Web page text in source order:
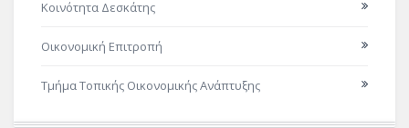
Κοινότητα Δεσκάτης
Οικονομική Επιτροπή
Τμήμα Τοπικής Οικονομικής Ανάπτυξης